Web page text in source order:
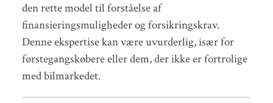
den rette model til forståelse af
finansieringsmuligheder og forsikringskrav.
Denne ekspertise kan være uvurderlig, især for
førstegangskøbere eller dem, der ikke er fortrolige
med bilmarkedet.